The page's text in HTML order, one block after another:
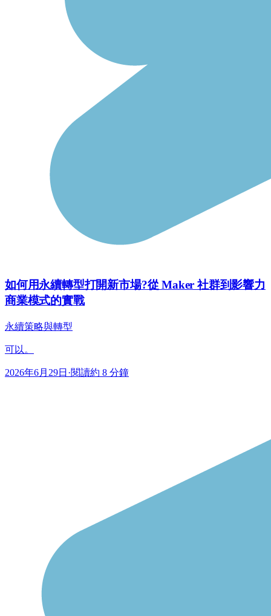
如何用永續轉型打開新市場?從 Maker 社群到影響力
商業模式的實戰
永續策略與轉型
可以。
2026年6月29日 ·閱讀約 8 分鐘